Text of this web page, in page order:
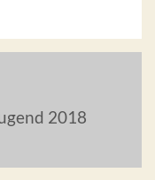
2018